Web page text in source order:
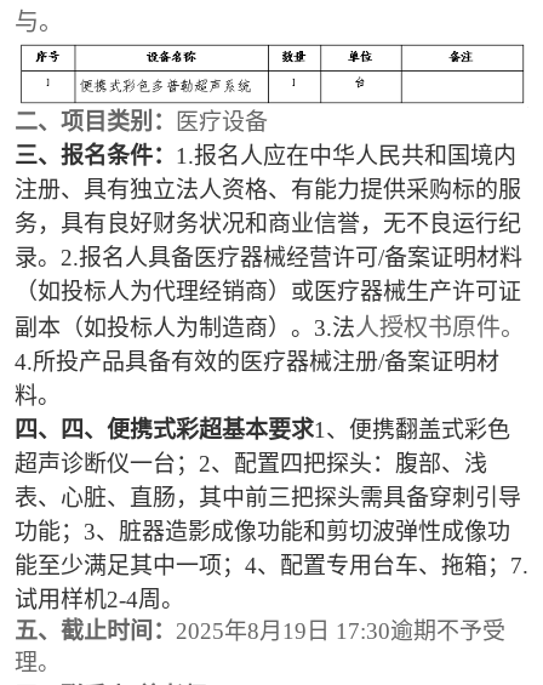
与。
二、项目 类别 ：
医疗设备
三、报名条件： 1.报名人应在中华人民共和国境内
注册、具有独立法人资格、有能力提供采购标的服
务，具有良好财务状况和商业信誉， 无不良运行纪
录。 2.报名人具备医疗器械经营许可/备案证明材料
（如投标人为代理经销商）或医疗器械生产许可证
副本（如投标人为制造商）。3.法人授权书原件。
4.所投产品具备有效的医疗器械注册/备案证明材
料。
四、四、 便携式彩超基本要求1、便携翻盖式彩色
超声诊断仪一台；2、配置四把探头：腹部、浅
表、心脏、直肠，其中前三把探头需具备穿刺引导
功能；3、脏器造影成像功能和剪切波弹性成像功
能至少满足其中一项；4、配置专用台车、拖箱；7.
试用样机2-4周。
五、截止时间： 2025年8月19日 17:30逾期不予受
理。